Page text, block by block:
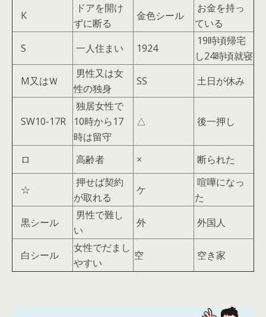
K
ドアを開け
ずに断る
金色シール
お金を持っ
ている
S
一人住まい 1924
19時頃帰宅
し24時頃就寝
M又はＷ
男性又は女
性の独身
SS 土日が休み
SW10-17R
独居女性で
10時から17
時は留守
△ 後一押し
ロ 高齢者 × 断られた
☆
押せば契約
が取れる
ケ
喧嘩になっ
た
黒シール
男性で難し
い
外 外国人
白シール
女性でだまし
やすい
空 空き家